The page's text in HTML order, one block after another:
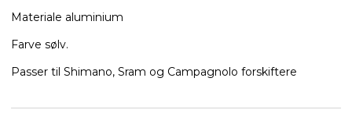
Materiale aluminium
Farve sølv.
Passer til Shimano, Sram og Campagnolo forskiftere